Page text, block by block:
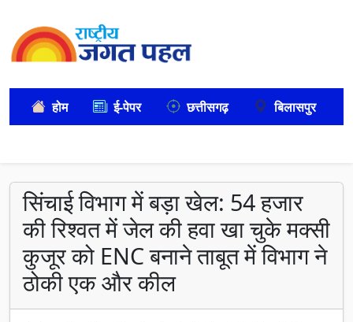
होम ई-पेपर छत्तीसगढ़ बिलासपुर
सिंचाई विभाग में बड़ा खेल: 54 हजार
की रिश्वत में जेल की हवा खा चुके मक्सी
कुजूर को ENC बनाने ताबूत में विभाग ने
ठोकी एक और कील